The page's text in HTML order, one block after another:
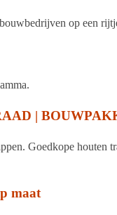
op een
|
Goedkope houten
maat